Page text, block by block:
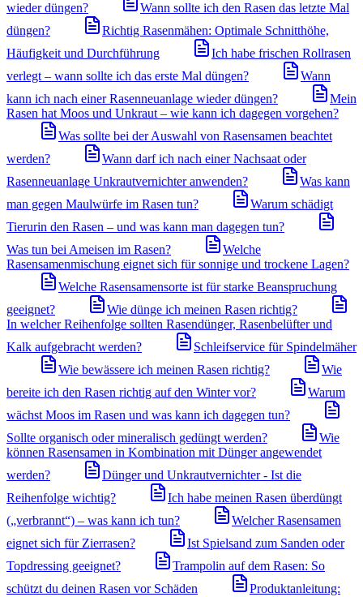
wieder düngen?
Wann sollte ich den Rasen das letzte Mal
düngen?
Richtig Rasenmähen: Optimale Schnitthöhe,
Häufigkeit und Durchführung
Ich habe frischen Rollrasen
verlegt – wann sollte ich das erste Mal düngen?
Wann
kann ich nach einer Rasenneuanlage wieder düngen?
Mein
Rasen hat Moos und Unkraut – wie kann ich dagegen vorgehen?
Was sollte bei der Auswahl von Rasensamen beachtet
werden?
Wann darf ich nach einer Nachsaat oder
Rasenneuanlage Unkrautvernichter anwenden?
Was kann
man gegen Maulwürfe im Rasen tun?
Warum schädigt
Tierurin den Rasen – und was kann man dagegen tun?
Was tun bei Ameisen im Rasen?
Welche
Rasensamenmischung eignet sich für sonnige und trockene Lagen?
Welche Rasensamensorte ist für starke Beanspruchung
geeignet?
Wie dünge ich meinen Rasen richtig?
In welcher Reihenfolge sollten Rasendünger, Rasenbelüfter und
Kalk aufgebracht werden?
Schleifservice für Spindelmäher
Wie bewässere ich meinen Rasen richtig?
Wie
bereite ich den Rasen richtig auf den Winter vor?
Warum
wächst Moos im Rasen und was kann ich dagegen tun?
Sollte organisch oder mineralisch gedüngt werden?
Wie
können Rasensamen in Kombination mit Dünger angewendet
werden?
Dünger und Unkrautvernichter - Ist die
Reihenfolge wichtig?
Ich habe meinen Rasen überdüngt
(„verbrannt“) – was kann ich tun?
Welcher Rasensamen
eignet sich für Zierrasen?
Ist Spielsand zum Sanden oder
Topdressing geeignet?
Trampolin auf dem Rasen: So
schützt du deinen Rasen vor Schäden
Produktanleitung: